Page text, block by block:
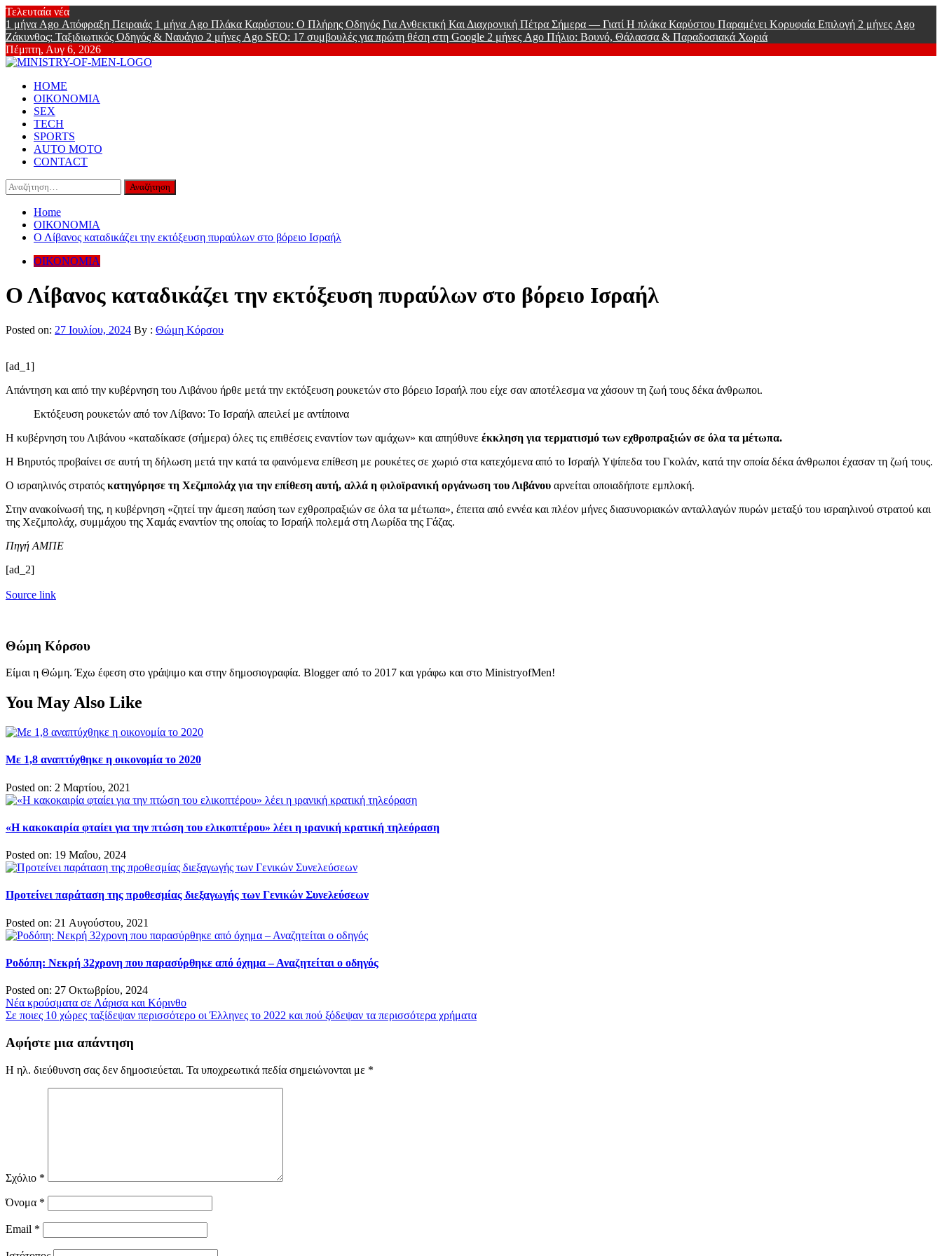
Skip
to
content
Τελευταία νέα
1 μήνα Ago Απόφραξη Πειραιάς 1 μήνα Ago Πλάκα Καρύστου: Ο Πλήρης Οδηγός Για Ανθεκτική Και Διαχρονική Πέτρα Σήμερα — Γιατί Η πλάκα Καρύστου Παραμένει Κορυφαία Επιλογή 2 μήνες Ago
Ζάκυνθος: Ταξιδιωτικός Οδηγός & Ναυάγιο 2 μήνες Ago SEO: 17 συμβουλές για πρώτη θέση στη Google 2 μήνες Ago Πήλιο: Βουνό, Θάλασσα & Παραδοσιακά Χωριά
Πέμπτη, Αυγ 6, 2026
Online Lifestyle περιοδικό για Aνδρες
Primary
Menu
HOME
ΟΙΚΟΝΟΜΙΑ
SEX
TECH
SPORTS
AUTO MOTO
CONTACT
Αναζήτηση
για:
Home
ΟΙΚΟΝΟΜΙΑ
Ο Λίβανος καταδικάζει την εκτόξευση πυραύλων στο βόρειο Ισραήλ
ΟΙΚΟΝΟΜΙΑ
Ο Λίβανος καταδικάζει την εκτόξευση πυραύλων στο βόρειο Ισραήλ
Posted on: 27 Ιουλίου, 2024 By : Θώμη Κόρσου
[ad_1]
Απάντηση και από την κυβέρνηση του Λιβάνου ήρθε μετά την εκτόξευση ρουκετών στο βόρειο Ισραήλ που είχε σαν αποτέλεσμα να χάσουν τη ζωή τους δέκα άνθρωποι.
Εκτόξευση ρουκετών από τον Λίβανο: Το Ισραήλ απειλεί με αντίποινα
Η κυβέρνηση του Λιβάνου «καταδίκασε (σήμερα) όλες τις επιθέσεις εναντίον των αμάχων» και απηύθυνε έκκληση για τερματισμό των εχθροπραξιών σε όλα τα μέτωπα.
Η Βηρυτός προβαίνει σε αυτή τη δήλωση μετά την κατά τα φαινόμενα επίθεση με ρουκέτες σε χωριό στα κατεχόμενα από το Ισραήλ Υψίπεδα του Γκολάν, κατά την οποία δέκα άνθρωποι έχασαν τη ζωή τους.
Ο ισραηλινός στρατός κατηγόρησε τη Χεζμπολάχ για την επίθεση αυτή, αλλά η φιλοϊρανική οργάνωση του Λιβάνου αρνείται οποιαδήποτε εμπλοκή.
Στην ανακοίνωσή της, η κυβέρνηση «ζητεί την άμεση παύση των εχθροπραξιών σε όλα τα μέτωπα», έπειτα από εννέα και πλέον μήνες διασυνοριακών ανταλλαγών πυρών μεταξύ του ισραηλινού στρατού και
της Χεζμπολάχ, συμμάχου της Χαμάς εναντίον της οποίας το Ισραήλ πολεμά στη Λωρίδα της Γάζας.
Πηγή ΑΜΠΕ
[ad_2]
Source link
Θώμη Κόρσου
Είμαι η Θώμη. Έχω έφεση στο γράψιμο και στην δημοσιογραφία. Blogger από το 2017 και γράφω και στο MinistryofMen!
You May Also Like
Με 1,8 αναπτύχθηκε η οικονομία το 2020
Posted on: 2 Μαρτίου, 2021
«Η κακοκαιρία φταίει για την πτώση του ελικοπτέρου» λέει η ιρανική κρατική τηλεόραση
Posted on: 19 Μαΐου, 2024
Προτείνει παράταση της προθεσμίας διεξαγωγής των Γενικών Συνελεύσεων
Posted on: 21 Αυγούστου, 2021
Ροδόπη: Νεκρή 32χρονη που παρασύρθηκε από όχημα – Αναζητείται ο οδηγός
Posted on: 27 Οκτωβρίου, 2024
Πλοήγηση
άρθρων
Νέα κρούσματα σε Λάρισα και Κόρινθο
Σε ποιες 10 χώρες ταξίδεψαν περισσότερο οι Έλληνες το 2022 και πού ξόδεψαν τα περισσότερα χρήματα
Αφήστε μια απάντηση
Η ηλ. διεύθυνση σας δεν δημοσιεύεται. Τα υποχρεωτικά πεδία σημειώνονται με *
Σχόλιο *
Όνομα *
Email *